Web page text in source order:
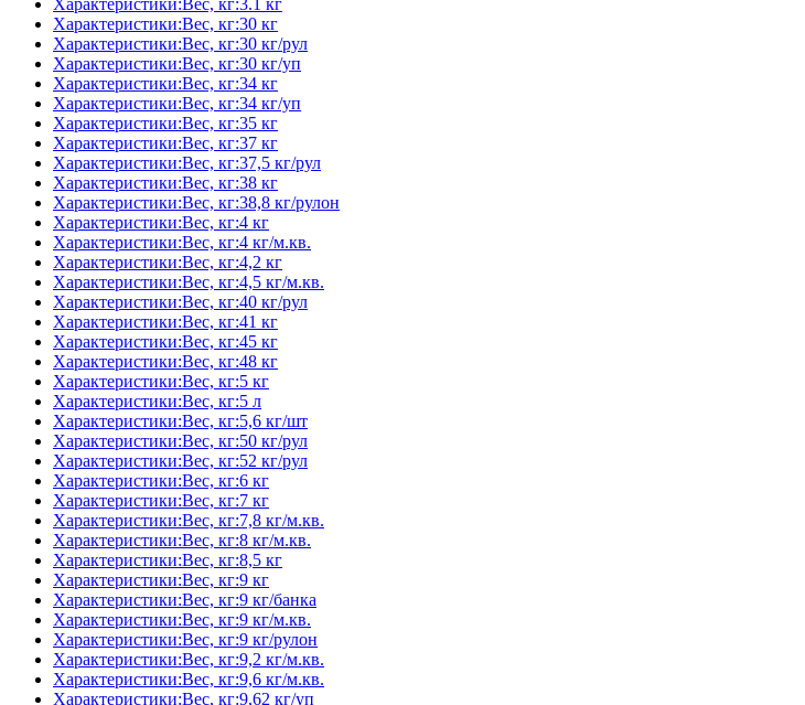
Характеристики:Вес, кг:30 кг
Характеристики:Вес, кг:30 кг/рул
Характеристики:Вес, кг:30 кг/уп
Характеристики:Вес, кг:34 кг
Характеристики:Вес, кг:34 кг/уп
Характеристики:Вес, кг:35 кг
Характеристики:Вес, кг:37 кг
Характеристики:Вес, кг:37,5 кг/рул
Характеристики:Вес, кг:38 кг
Характеристики:Вес, кг:38,8 кг/рулон
Характеристики:Вес, кг:4 кг
Характеристики:Вес, кг:4 кг/м.кв.
Характеристики:Вес, кг:4,2 кг
Характеристики:Вес, кг:4,5 кг/м.кв.
Характеристики:Вес, кг:40 кг/рул
Характеристики:Вес, кг:41 кг
Характеристики:Вес, кг:45 кг
Характеристики:Вес, кг:48 кг
Характеристики:Вес, кг:5 кг
Характеристики:Вес, кг:5 л
Характеристики:Вес, кг:5,6 кг/шт
Характеристики:Вес, кг:50 кг/рул
Характеристики:Вес, кг:52 кг/рул
Характеристики:Вес, кг:6 кг
Характеристики:Вес, кг:7 кг
Характеристики:Вес, кг:7,8 кг/м.кв.
Характеристики:Вес, кг:8 кг/м.кв.
Характеристики:Вес, кг:8,5 кг
Характеристики:Вес, кг:9 кг
Характеристики:Вес, кг:9 кг/банка
Характеристики:Вес, кг:9 кг/м.кв.
Характеристики:Вес, кг:9 кг/рулон
Характеристики:Вес, кг:9,2 кг/м.кв.
Характеристики:Вес, кг:9,6 кг/м.кв.
Характеристики:Вес, кг:9,62 кг/уп